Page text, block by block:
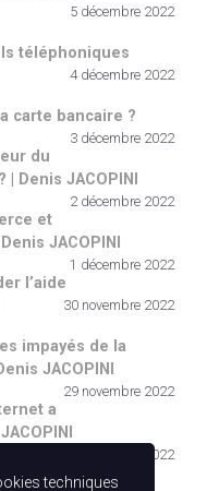
5 décembre 2022
téléphoniques
4 décembre 2022
carte bancaire ?
3 décembre 2022
du
Denis JACOPINI
2 décembre 2022
et
JACOPINI
1 décembre 2022
l’aide
30 novembre 2022
impayés de la
JACOPINI
29 novembre 2022
a
28 novembre 2022
techniques